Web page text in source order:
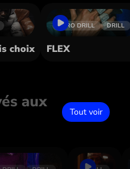
choix
AFRO DRILL DRILL
FLEX
aux
Tout voir